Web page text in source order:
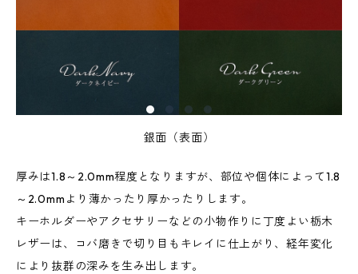
銀面（表面）
厚みは1.8～2.0mm程度となりますが、部位や個体によって1.8
～2.0mmより薄かったり厚かったりします。
キーホルダーやアクセサリーなどの小物作りに丁度よい栃木
レザーは、コバ磨きで切り目もキレイに仕上がり、経年変化
により抜群の深みを生み出します。